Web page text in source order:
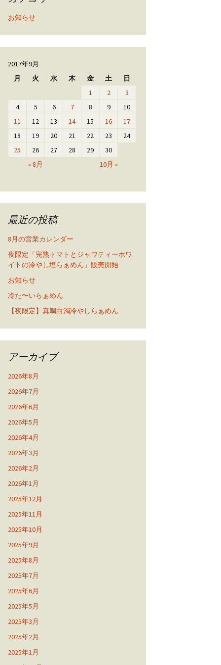
お知らせ
2017年9月
月
火 水 木 金 土 日
« 8月 10月 »
1 2
3
4
5 6 7 8 9
10
11
12 13 14 15 16
17
18
19 20 21 22 23
24
25
26 27 28 29 30
最近の投稿
8月の営業カレンダー
夜限定「完熟トマトとジャワティーホワ
イトの冷やし塩らぁめん」販売開始
お知らせ
冷た〜いらぁめん
【夜限定】真鯛白濁冷やしらぁめん
アーカイブ
2026年8月
2026年7月
2026年6月
2026年5月
2026年4月
2026年3月
2026年2月
2026年1月
2025年12月
2025年11月
2025年10月
2025年9月
2025年8月
2025年7月
2025年6月
2025年5月
2025年3月
2025年2月
2025年1月